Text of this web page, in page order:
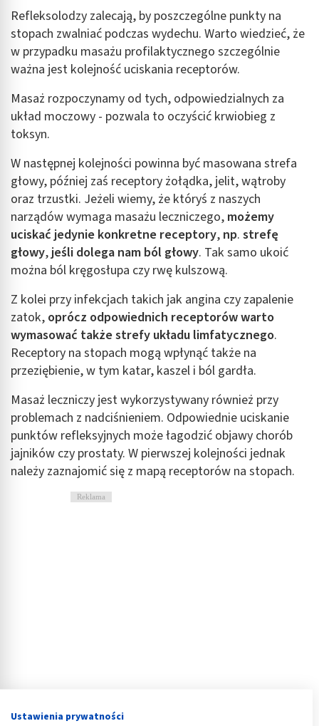
Refleksolodzy zalecają, by poszczególne punkty na
stopach zwalniać podczas wydechu. Warto wiedzieć, że
w przypadku masażu profilaktycznego szczególnie
ważna jest kolejność uciskania receptorów.
Masaż rozpoczynamy od tych, odpowiedzialnych za
układ moczowy - pozwala to oczyścić krwiobieg z
toksyn.
W następnej kolejności powinna być masowana strefa
głowy, później zaś receptory żołądka, jelit, wątroby
oraz trzustki. Jeżeli wiemy, że któryś z naszych
narządów wymaga masażu leczniczego, możemy
uciskać jedynie konkretne receptory, np. strefę
głowy, jeśli dolega nam ból głowy. Tak samo ukoić
można ból kręgosłupa czy rwę kulszową.
Z kolei przy infekcjach takich jak angina czy zapalenie
zatok, oprócz odpowiednich receptorów warto
wymasować także strefy układu limfatycznego.
Receptory na stopach mogą wpłynąć także na
przeziębienie, w tym katar, kaszel i ból gardła.
Masaż leczniczy jest wykorzystywany również przy
problemach z nadciśnieniem. Odpowiednie uciskanie
punktów refleksyjnych może łagodzić objawy chorób
jajników czy prostaty. W pierwszej kolejności jednak
należy zaznajomić się z mapą receptorów na stopach.
Reklama
Ustawienia prywatności